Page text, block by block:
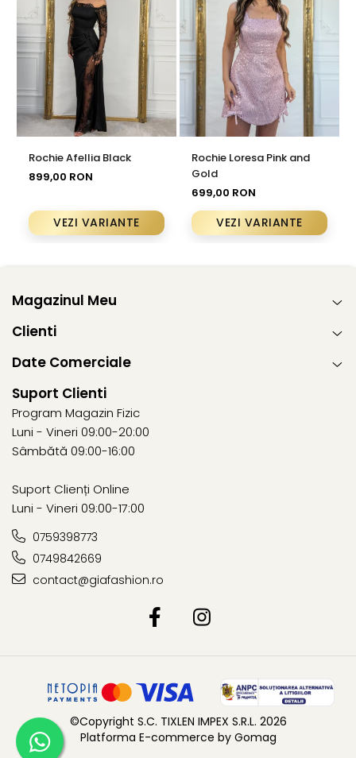
Rochie Afellia Black
899,00 RON
VEZI VARIANTE
Rochie Loresa Pink and
Gold
699,00 RON
VEZI VARIANTE
Magazinul Meu
Clienti
Date Comerciale
Suport Clienti
Program Magazin Fizic
Luni - Vineri 09:00-20:00
Sâmbătă 09:00-16:00
Suport Clienți Online
Luni - Vineri 09:00-17:00
0759398773
0749842669
contact@giafashion.ro
©Copyright S.C. TIXLEN IMPEX S.R.L. 2026
Platforma E-commerce by Gomag